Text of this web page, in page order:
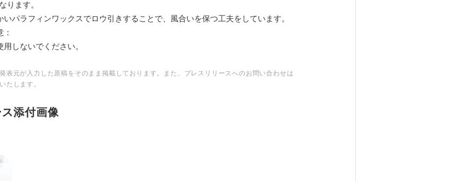
ります。
いパラフィンワックスでロウ引きすることで、風合いを保つ工夫をしています。
しないでください。
表元が入力した原稿をそのまま掲載しております。また、プレスリリースへのお問い合わせは
たします。
添付画像